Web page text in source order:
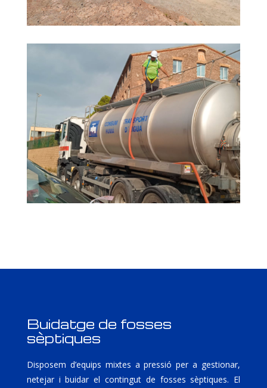
Buidatge de fosses
sèptiques
Disposem d’equips mixtes a pressió per a gestionar,
netejar i buidar el contingut de fosses sèptiques. El